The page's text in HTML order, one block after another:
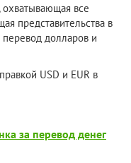
все
представительства в
перевод долларов и
USD и EUR в
за перевод денег